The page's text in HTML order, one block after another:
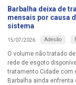
Barbalha deixa de
mensais por causa
sistema
15/07/2026 Adesão
O volume não tratado
rede de esgoto
tratamento Cidade com
Barbalha ainda